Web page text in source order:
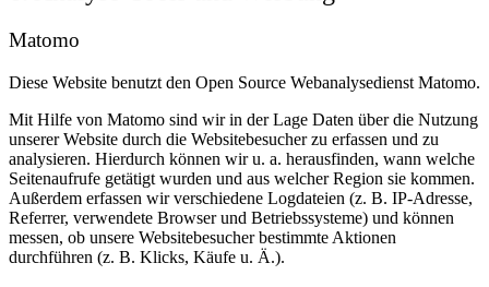
Matomo
Diese Website benutzt den Open Source Webanalysedienst Matomo.
Mit Hilfe von Matomo sind wir in der Lage Daten über die Nutzung
unserer Website durch die Websitebesucher zu erfassen und zu
analysieren. Hierdurch können wir u. a. herausfinden, wann welche
Seitenaufrufe getätigt wurden und aus welcher Region sie kommen.
Außerdem erfassen wir verschiedene Logdateien (z. B. IP-Adresse,
Referrer, verwendete Browser und Betriebssysteme) und können
messen, ob unsere Websitebesucher bestimmte Aktionen
durchführen (z. B. Klicks, Käufe u. Ä.).